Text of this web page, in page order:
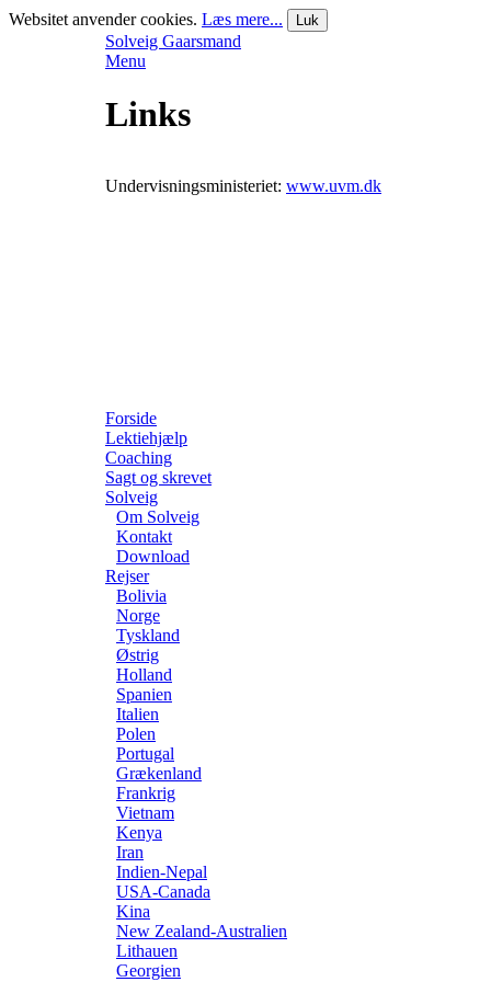
Websitet anvender cookies. Læs mere... Luk
Solveig Gaarsmand
Menu
Links
Undervisningsministeriet: www.uvm.dk
Forside
Lektiehjælp
Coaching
Sagt og skrevet
Solveig
Om Solveig
Kontakt
Download
Rejser
Bolivia
Norge
Tyskland
Østrig
Holland
Spanien
Italien
Polen
Portugal
Grækenland
Frankrig
Vietnam
Kenya
Iran
Indien-Nepal
USA-Canada
Kina
New Zealand-Australien
Lithauen
Georgien